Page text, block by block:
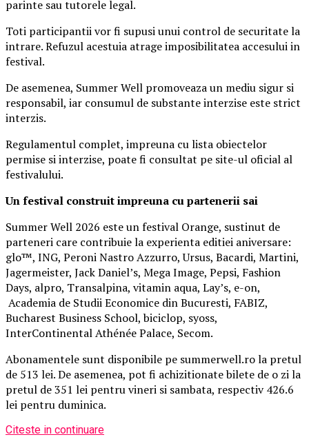
parinte sau tutorele legal.
Toti participantii vor fi supusi unui control de securitate la
intrare. Refuzul acestuia atrage imposibilitatea accesului in
festival.
De asemenea, Summer Well promoveaza un mediu sigur si
responsabil, iar consumul de substante interzise este strict
interzis.
Regulamentul complet, impreuna cu lista obiectelor
permise si interzise, poate fi consultat pe site-ul oficial al
festivalului.
Un festival construitimpreuna cu partenerii sai
Summer Well 2026 este un festival Orange, sustinut de
parteneri care contribuie la experienta editiei aniversare:
glo™, ING, Peroni Nastro Azzurro, Ursus, Bacardi, Martini,
Jagermeister, Jack Daniel’s, Mega Image, Pepsi, Fashion
Days, alpro, Transalpina, vitamin aqua, Lay’s, e-on,
Academia de Studii Economice din Bucuresti, FABIZ,
Bucharest Business School, biciclop, syoss,
InterContinental Athénée Palace, Secom.
Abonamentele sunt disponibile pe summerwell.ro la pretul
de 513 lei. De asemenea, pot fi achizitionate bilete de o zi la
pretul de 351 lei pentru vineri si sambata, respectiv 426.6
lei pentru duminica.
Citeste in continuare